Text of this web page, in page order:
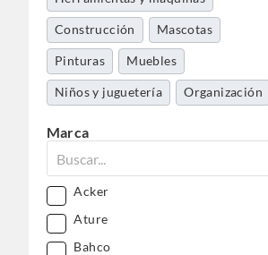
Construcción Mascotas
Pinturas Muebles
Niños y juguetería Organización
Marca
Acker
Ature
Bahco